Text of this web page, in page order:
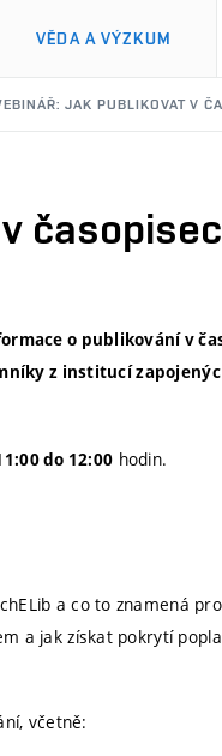
VĚDA A VÝZKUM
JAK PUBLIKOVAT V
o publikování v
z institucí
do 12:00 hodin.
a co to znamená
a jak získat pokrytí
včetně: